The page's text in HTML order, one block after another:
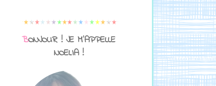
BONJOUR ! JE M'APPELLE
NOELIA !